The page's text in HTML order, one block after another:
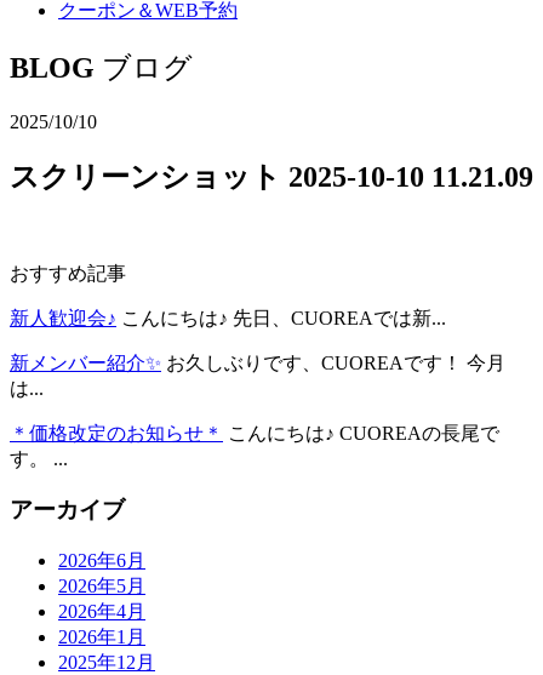
クーポン＆WEB予約
BLOG ブログ
2025/10/10
スクリーンショット 2025-10-10 11.21.09
おすすめ記事
新人歓迎会♪ こんにちは♪ 先日、CUOREAでは新...
新メンバー紹介✨ お久しぶりです、CUOREAです！ 今月
は...
＊価格改定のお知らせ＊
こんにちは♪ CUOREAの長尾で
す。 ...
アーカイブ
2026年6月
2026年5月
2026年4月
2026年1月
2025年12月